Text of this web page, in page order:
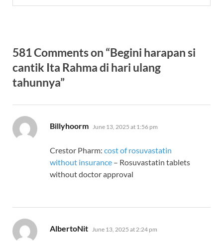
581 Comments on “Begini harapan si
cantik Ita Rahma di hari ulang
tahunnya”
Billyhoorm says:
June 13, 2025 at 1:56 pm
Crestor Pharm: cost of rosuvastatin
without insurance – Rosuvastatin tablets
without doctor approval
AlbertoNit says:
June 13, 2025 at 2:24 pm